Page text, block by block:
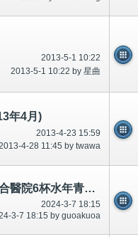
2013-5-1 10:22
2013-5-1 10:22 by 星曲
年4月)
2013-4-23 15:59
4-28 11:45 by twawa
生/院缺水/唔標準水。200個標題話題
2024-3-7 18:15
3-7 18:15 by guoakuoa